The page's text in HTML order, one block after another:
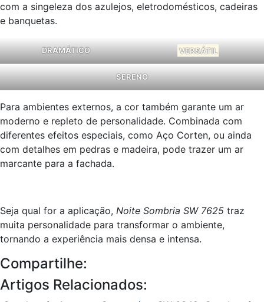
com a singeleza dos azulejos, eletrodomésticos, cadeiras
e banquetas.
DRAMÁTICO VERSÁTIL
SERENO
Para ambientes externos, a cor também garante um ar
moderno e repleto de personalidade. Combinada com
diferentes efeitos especiais, como Aço Corten, ou ainda
com detalhes em pedras e madeira, pode trazer um ar
marcante para a fachada.
Seja qual for a aplicação, Noite Sombria SW 7625 traz
muita personalidade para transformar o ambiente,
tornando a experiência mais densa e intensa.
Compartilhe:
Artigos Relacionados: